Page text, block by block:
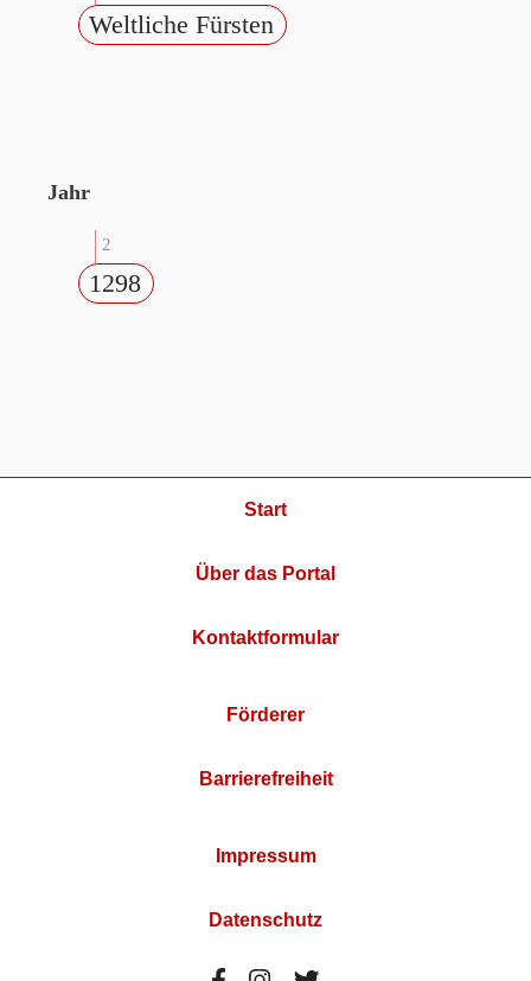
Weltliche Fürsten
Jahr
2
1298
Start
Über das Portal
Kontaktformular
Förderer
Barrierefreiheit
Impressum
Datenschutz